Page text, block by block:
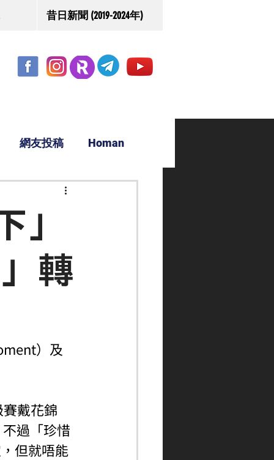
昔日新聞 (2019-2024年)
網友投稿 Homan
」
轉
）及
戴花錦
過「珍惜
但就唔能